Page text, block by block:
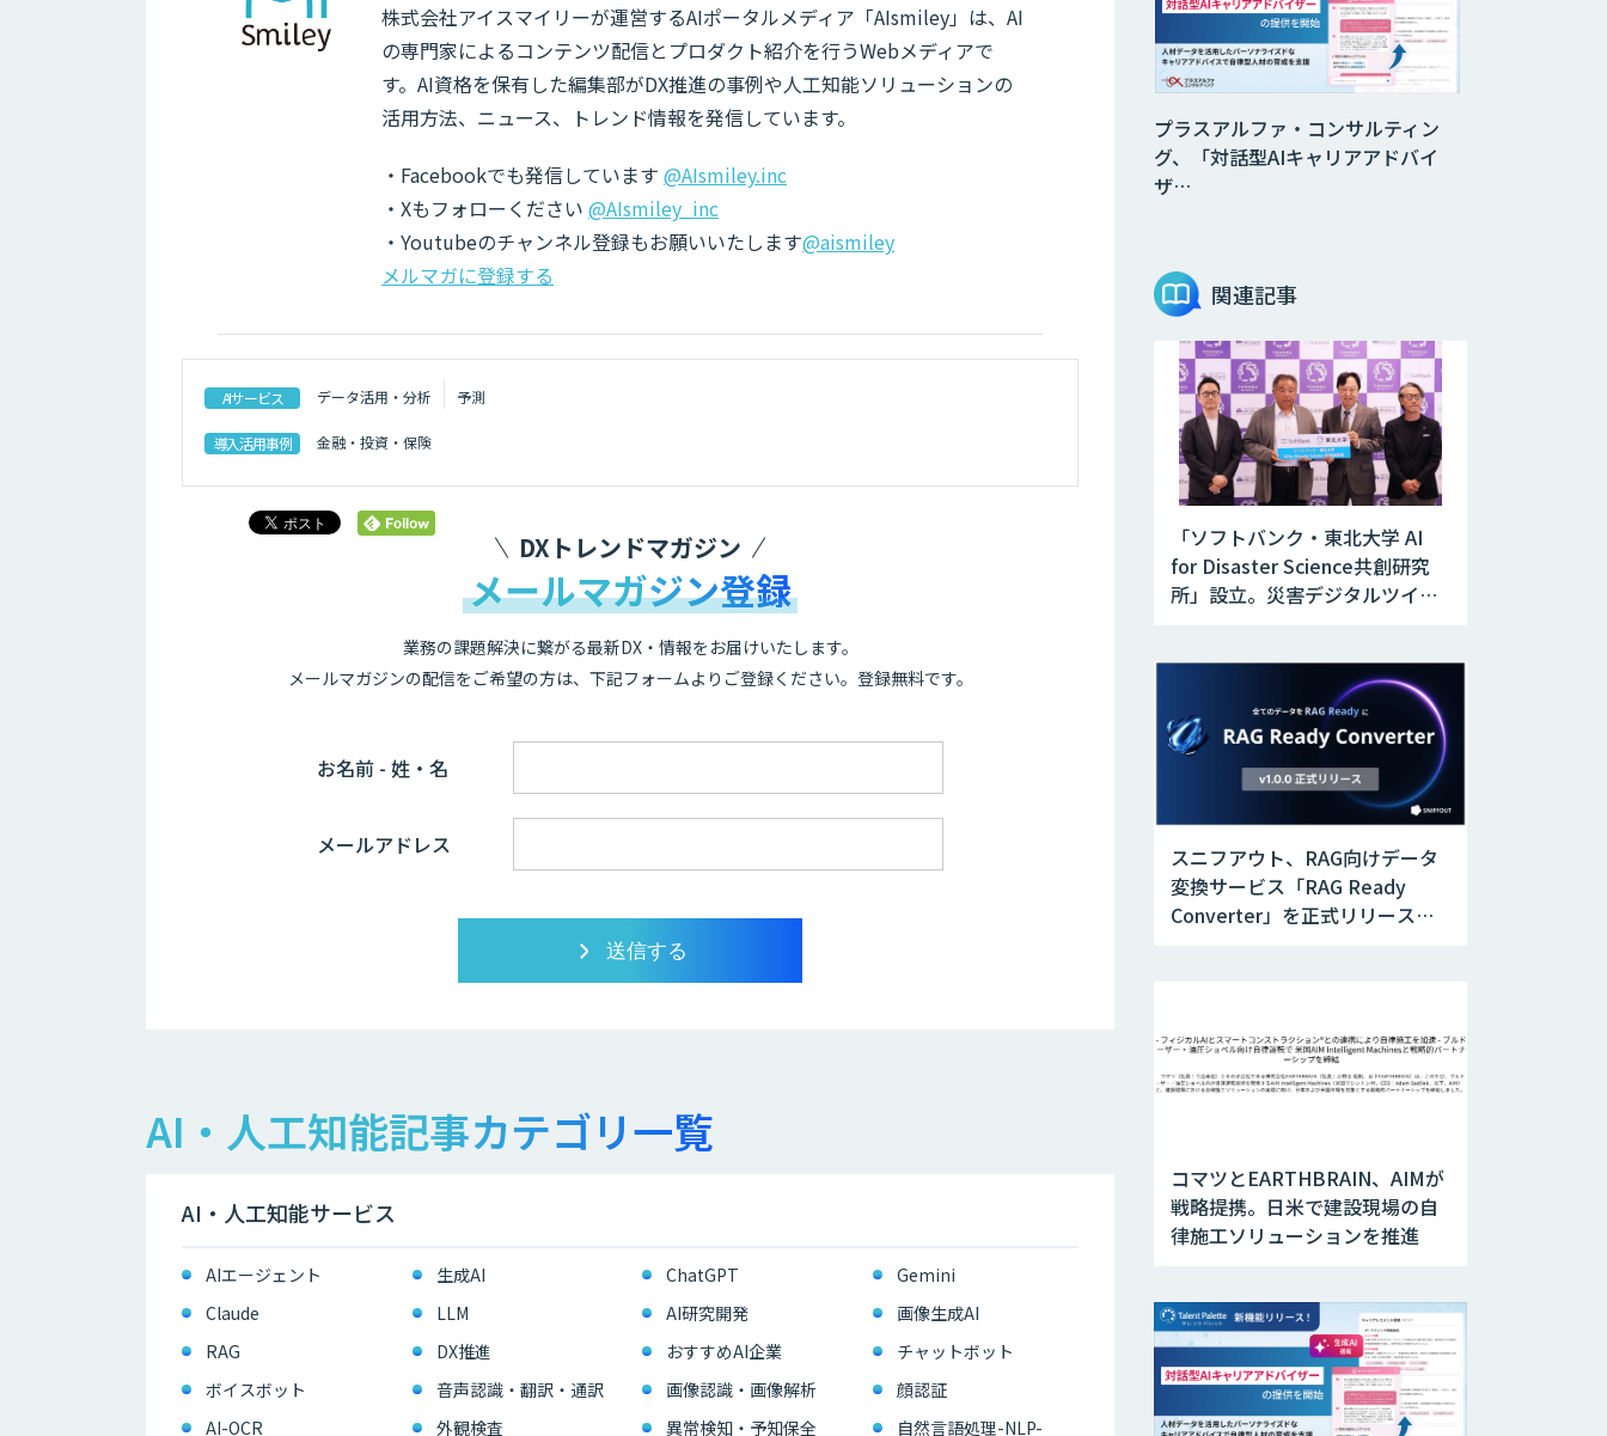
株式会社アイスマイリーが運営するAIポータルメディア「AIsmiley」は、AI
の専門家によるコンテンツ配信とプロダクト紹介を行うWebメディアで
す。AI資格を保有した編集部がDX推進の事例や人工知能ソリューションの
活用方法、ニュース、トレンド情報を発信しています。
・Facebookでも発信しています @AIsmiley.inc
・Xもフォローください @AIsmiley_inc
・Youtubeのチャンネル登録もお願いいたします@aismiley
メルマガに登録する
AIサービス データ活用・分析 予測
導入活用事例 金融・投資・保険
DXトレンドマガジン
メールマガジン登録
業務の課題解決に繋がる最新DX・情報をお届けいたします。
メールマガジンの配信をご希望の方は、下記フォームよりご登録ください。登録無料です。
お名前 - 姓・名
メールアドレス
AI・人工知能記事カテゴリ一覧
AI・人工知能サービス
AIエージェント 生成AI ChatGPT
Gemini
Claude
LLM AI研究開発
画像生成AI
RAG
DX推進 おすすめAI企業
チャットボット
ボイスボット
音声認識・翻訳・通訳 画像認識・画像解析
顔認証
AI-OCR
外観検査 異常検知・予知保全 自然言語処理-NLP-
プラスアルファ・コンサルティン
グ、「対話型AIキャリアアドバイ
ザ…
関連記事
「ソフトバンク・東北大学 AI
for Disaster Science共創研究
所」設立。災害デジタルツイン
スニフアウト、RAG向けデータ
変換サービス「RAG Ready
Converter」を正式リリース。
コマツとEARTHBRAIN、AIMが
戦略提携。日米で建設現場の自
律施工ソリューションを推進